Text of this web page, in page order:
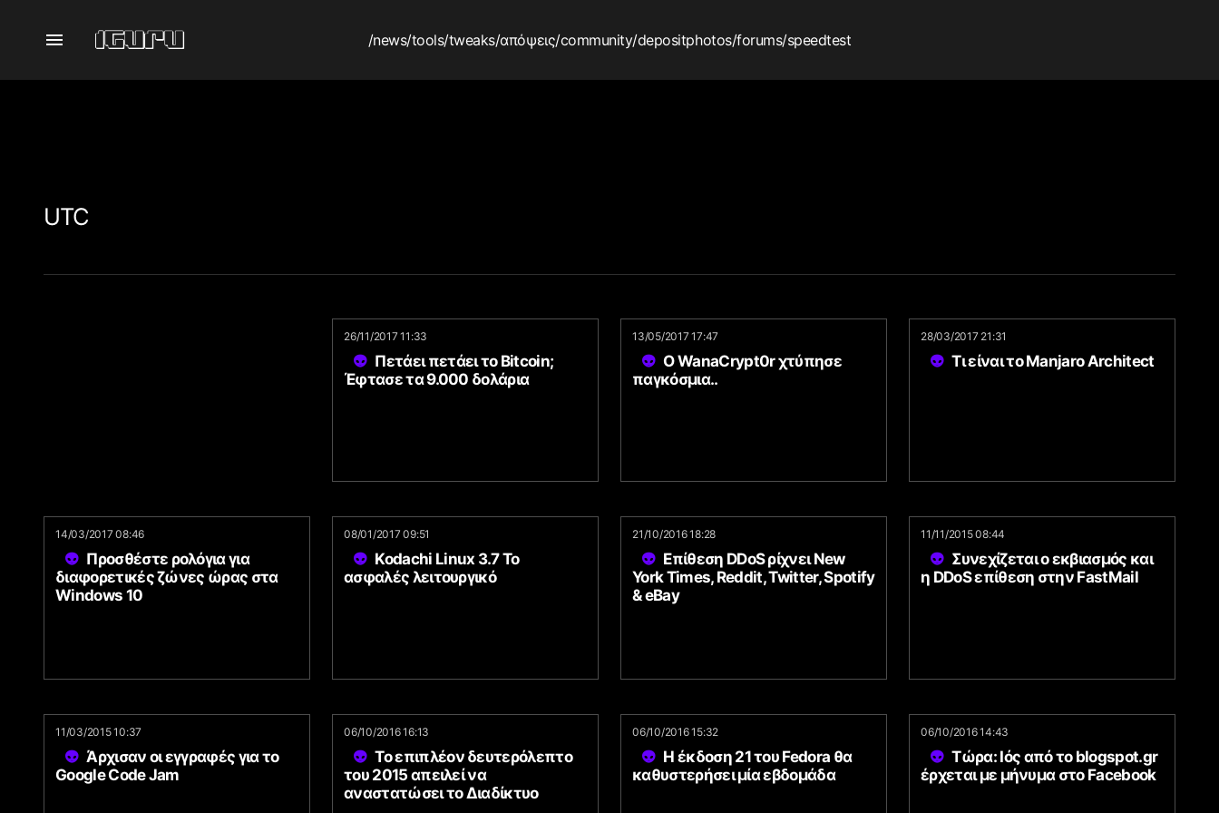
/news/tools/tweaks/απόψεις/community/depositphotos/forums/speedtest
UTC
26/11/2017 11:33
Πετάει πετάει το Bitcoin;
Έφτασε τα 9.000 δολάρια
13/05/2017 17:47
Ο WanaCrypt0r χτύπησε
παγκόσμια..
28/03/2017 21:31
Τι είναι το Manjaro Architect
14/03/2017 08:46
Προσθέστε ρολόγια για
διαφορετικές ζώνες ώρας στα
Windows 10
08/01/2017 09:51
Kodachi Linux 3.7 Το
ασφαλές λειτουργικό
21/10/2016 18:28
Επίθεση DDoS ρίχνει New
York Times, Reddit, Twitter, Spotify
& eBay
11/11/2015 08:44
Συνεχίζεται ο εκβιασμός και
η DDoS επίθεση στην FastMail
11/03/2015 10:37
Άρχισαν οι εγγραφές για το
Google Code Jam
06/10/2016 16:13
Το επιπλέον δευτερόλεπτο
του 2015 απειλεί να
αναστατώσει το Διαδίκτυο
06/10/2016 15:32
H έκδοση 21 του Fedora θα
καθυστερήσει μία εβδομάδα
06/10/2016 14:43
Τώρα: Ιός από το blogspot.gr
έρχεται με μήνυμα στο Facebook